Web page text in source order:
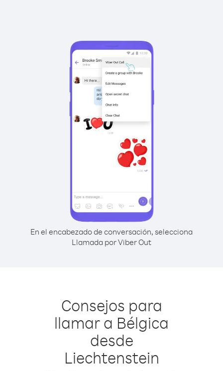
En el encabezado de conversación, selecciona
Llamada por Viber Out
Consejos para
llamar a Bélgica
desde
Liechtenstein